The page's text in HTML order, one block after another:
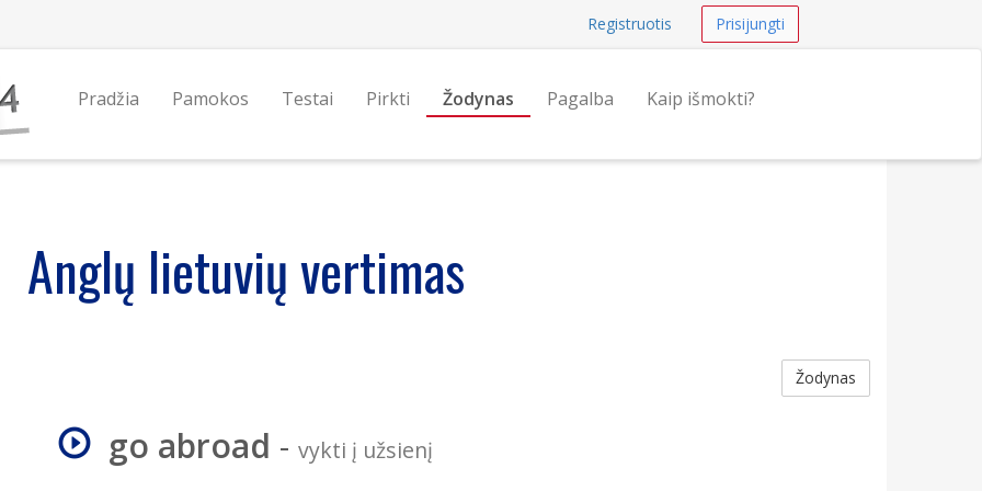
Registruotis Prisijungti
Pradžia Pamokos Testai Pirkti Žodynas Pagalba Kaip išmokti?
Anglų lietuvių vertimas
Žodynas
go abroad - vykti į užsienį